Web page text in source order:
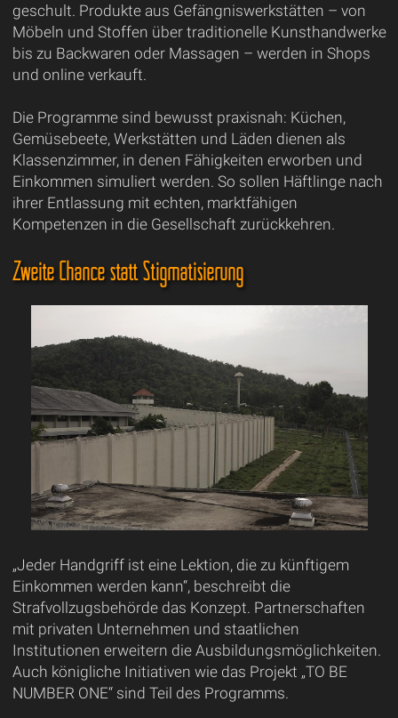
geschult. Produkte aus Gefängniswerkstätten – von
Möbeln und Stoffen über traditionelle Kunsthandwerke
bis zu Backwaren oder Massagen – werden in Shops
und online verkauft.
Die Programme sind bewusst praxisnah: Küchen,
Gemüsebeete, Werkstätten und Läden dienen als
Klassenzimmer, in denen Fähigkeiten erworben und
Einkommen simuliert werden. So sollen Häftlinge nach
ihrer Entlassung mit echten, marktfähigen
Kompetenzen in die Gesellschaft zurückkehren.
Zweite Chance statt Stigmatisierung
„Jeder Handgriff ist eine Lektion, die zu künftigem
Einkommen werden kann“, beschreibt die
Strafvollzugsbehörde das Konzept. Partnerschaften
mit privaten Unternehmen und staatlichen
Institutionen erweitern die Ausbildungsmöglichkeiten.
Auch königliche Initiativen wie das Projekt „TO BE
NUMBER ONE“ sind Teil des Programms.